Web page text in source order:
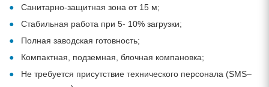
Санитарно-защитная зона от 15 м;
Стабильная работа при 5- 10% загрузки;
Полная заводская готовность;
Компактная, подземная, блочная компановка;
Не требуется присутствие технического персонала (SMS–